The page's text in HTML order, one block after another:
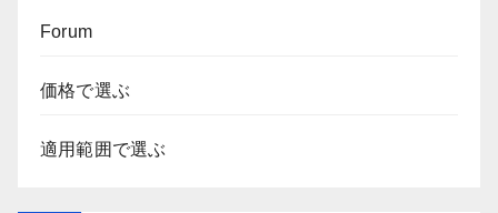
Forum
価格で選ぶ
適用範囲で選ぶ